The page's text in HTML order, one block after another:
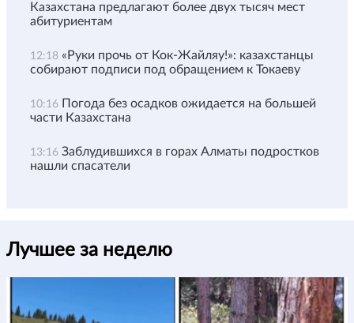
Казахстана предлагают более двух тысяч мест
абитуриентам
12:18 «Руки прочь от Кок-Жайляу!»: казахстанцы
собирают подписи под обращением к Токаеву
10:16 Погода без осадков ожидается на большей
части Казахстана
13:16 Заблудившихся в горах Алматы подростков
нашли спасатели
Лучшее за неделю